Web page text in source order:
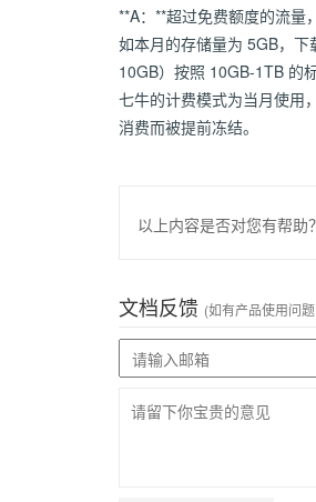
**A：**超过免费额度的流量
如本月的存储量为 5GB，
10GB）按照 10GB-1TB 的
七牛的计费模式为当月使用
消费而被提前冻结。
以上内容是否对您有帮助？
文档反馈 (如有产品使用问